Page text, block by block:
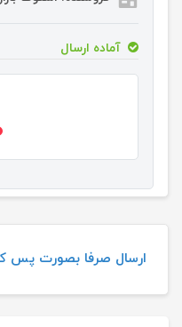
آماده ارسال
ارسال صرفا بصورت پس